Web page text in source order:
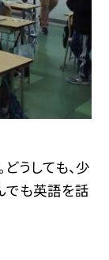
うしても、少
でも英語を話